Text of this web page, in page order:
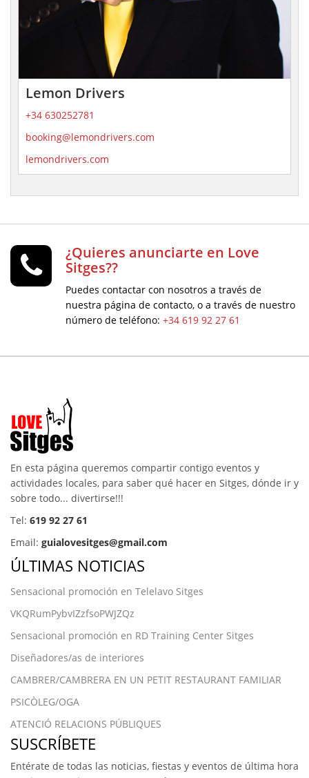
Lemon Drivers
+34 630252781
booking@lemondrivers.com
lemondrivers.com
¿Quieres anunciarte en Love
Sitges??
Puedes contactar con nosotros a través de
nuestra página de contacto, o a través de nuestro
número de teléfono: +34 619 92 27 61
En esta página queremos compartir contigo eventos y
actividades locales, para saber qué hacer en Sitges, dónde ir y
sobre todo... divertirse!!!
Tel: 619 92 27 61
Email: guialovesitges@gmail.com
ÚLTIMAS NOTICIAS
Sensacional promoción en Telelavo Sitges
VKQRumPybvIZzfsoPWJZQz
Sensacional promoción en RD Training Center Sitges
Diseñadores/as de interiores
CAMBRER/CAMBRERA EN UN PETIT RESTAURANT FAMILIAR
PSICÒLEG/OGA
ATENCIÓ RELACIONS PÚBLIQUES
SUSCRÍBETE
Entérate de todas las noticias, fiestas y eventos de última hora